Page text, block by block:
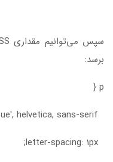
برسد:
p {